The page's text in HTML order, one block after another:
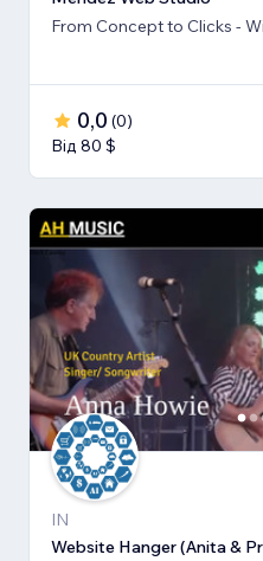
From Concept to Clicks -
0,0 (0)
Від 80 $
IN
Website Hanger (Anita &